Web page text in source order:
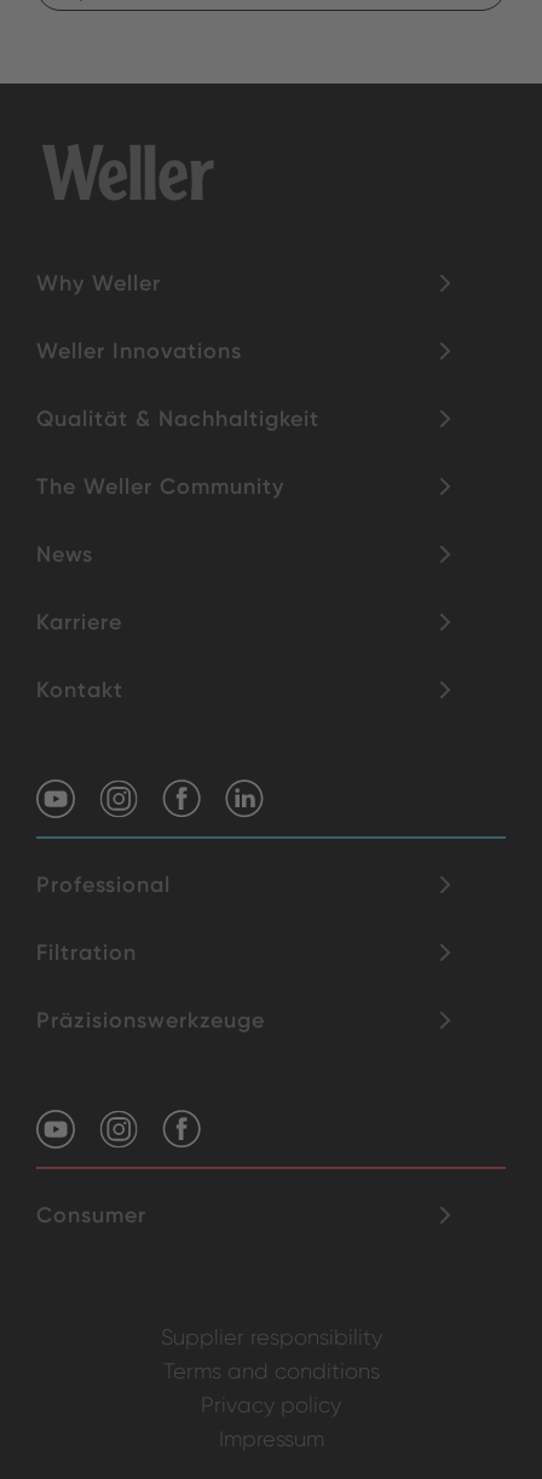
Why Weller
Weller Innovations
Qualität & Nachhaltigkeit
The Weller Community
News
Karriere
Kontakt
Professional
Filtration
Präzisionswerkzeuge
Consumer
Supplier responsibility
Terms and conditions
Privacy policy
Impressum